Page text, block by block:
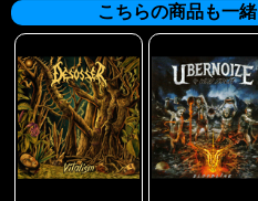
こちらの商品も一